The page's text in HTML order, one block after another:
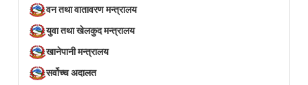
वन तथा वातावरण मन्त्रालय
युवा तथा खेलकुद मन्त्रालय
खानेपानी मन्त्रालय
सर्वोच्च अदालत